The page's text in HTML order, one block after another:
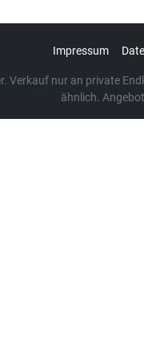
Impressum
Verkauf nur an private
ähnlich.